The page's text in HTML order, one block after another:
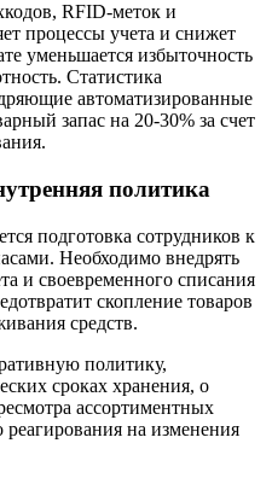
RFID-меток и
процессы учета и снижет
уменьшается избыточность
Статистика
автоматизированные
запас на 20-30% за счет
политика
подготовка сотрудников к
Необходимо внедрять
и своевременного списания
скопление товаров
средств.
политику,
сроках хранения, о
ассортиментных
на изменения